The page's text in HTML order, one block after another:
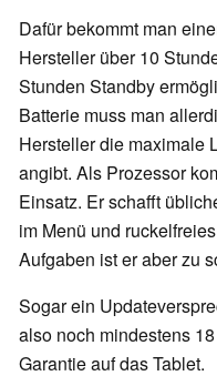
Dafür bekommt man
Hersteller über 10
Stunden Standby
Batterie muss man
Hersteller die maximale
angibt. Als Prozessor
Einsatz. Er schafft
im Menü und
Aufgaben ist er aber zu
Sogar ein
also noch mindestens
Garantie auf das Tablet.